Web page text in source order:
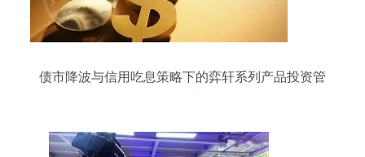
债市降波与信用吃息策略下的弈轩系列产品投资管